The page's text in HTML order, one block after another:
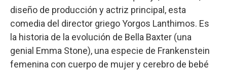
diseño de producción y actriz principal, esta
comedia del director griego Yorgos Lanthimos. Es
la historia de la evolución de Bella Baxter (una
genial Emma Stone), una especie de Frankenstein
femenina con cuerpo de mujer y cerebro de bebé